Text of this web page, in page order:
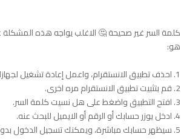
كلمة السر غير صحيحة 🤔 الاغلب يواجه هذه المشكلة
هو:
1. احذف تطبيق الانستقرام، واعمل إعادة تشغيل لجهازك.
2. قم بتثبيت تطبيق الانستقرام مره اخرى.
3. افتح التطبيق واضغط على هل نسيت كلمة السر.
4. ادخل يوزر حسابك أو الرقم أو الايميل للبحث عنه.
5. سيظهر حسابك مباشرة، ويمكنك تسجيل الدخول بدون أي مشاكل.